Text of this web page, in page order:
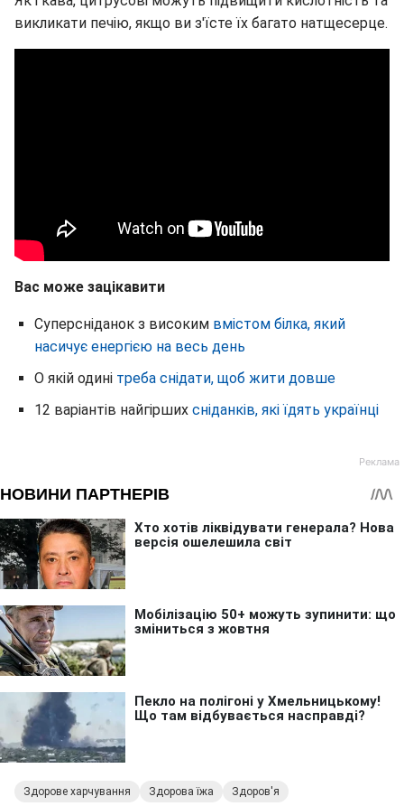
викликати печію, якщо ви з'їсте їх багато натщесерце.
Вас може зацікавити
Суперсніданок з високим вмістом білка, який
насичує енергією на весь день
О якій одині треба снідати, щоб жити довше
12 варіантів найгірших сніданків, які їдять українці
Здорове харчування Здорова їжа Здоров'я